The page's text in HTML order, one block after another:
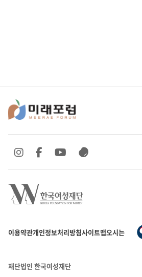
이용약관개인정보처리방침사이트맵오시는 길
SNS 바로가기
SNS 바로가기SNS 바로가기
SNS 바로가기
재단법인 한국여성재단